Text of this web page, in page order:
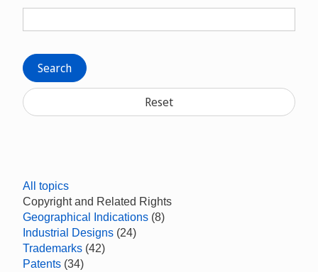
Search
Reset
All topics
Copyright and Related Rights
Geographical Indications (8)
Industrial Designs (24)
Trademarks (42)
Patents (34)